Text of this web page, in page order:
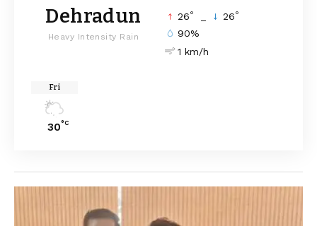
Dehradun
Heavy Intensity Rain
26° 26°
90%
1 km/h
Fri
30°C